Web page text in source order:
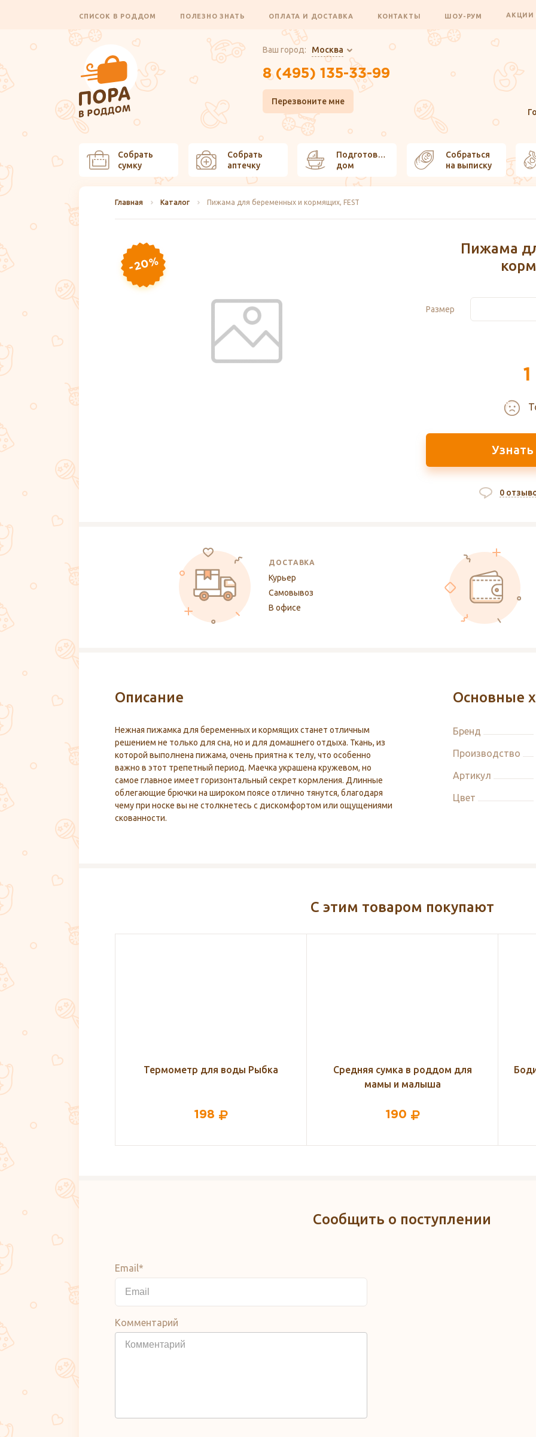
СПИСОК В РОДДОМ ПОЛЕЗНО ЗНАТЬ ОПЛАТА И ДОСТАВКА КОНТАКТЫ ШОУ-РУМ АКЦИИ
Ваш город: Москва
8 (495) 135-33-99
Перезвоните мне
Собрать
сумку
Собрать
аптечку
Подготовить
дом
Собраться
на выписку
Главная Каталог Пижама для беременных и кормящих, FEST
-20%
Пижама
Размер
0
ДОСТАВКА
Курьер
Самовывоз
В офисе
Описание
Нежная пижамка для беременных и кормящих станет отличным
решением не только для сна, но и для домашнего отдыха. Ткань, из
которой выполнена пижама, очень приятна к телу, что особенно
важно в этот трепетный период. Маечка украшена кружевом, но
самое главное имеет горизонтальный секрет кормления. Длинные
облегающие брючки на широком поясе отлично тянутся, благодаря
чему при носке вы не столкнетесь с дискомфортом или ощущениями
скованности.
Основные
Бренд
Производство
Артикул
Цвет
С этим товаром покупают
для воды Рыбка
Средняя сумка в роддом для
190
Боди с длинным рукавом на запах
Little Me, 62 размер
485
Сообщить о поступлении
Email*
Комментарий